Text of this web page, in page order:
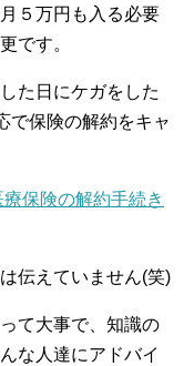
５万円も入る必要
です。
た日にケガをした
で保険の解約をキャ
保険の解約手続き
伝えていません(笑)
て大事で、知識の
な人達にアドバイ